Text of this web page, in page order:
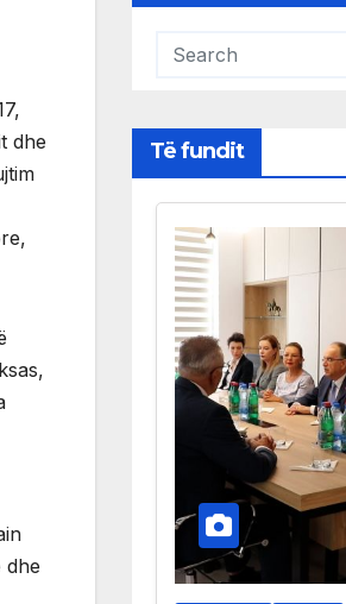
dhe
dhe
Të fundit